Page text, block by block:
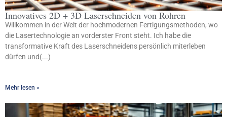
Innovatives 2D + 3D Laserschneiden von Rohren
Willkommen in der Welt der hochmodernen Fertigungsmethoden, wo
die Lasertechnologie an vorderster Front steht. Ich habe die
transformative Kraft des Laserschneidens persönlich miterleben
dürfen und(...)
Mehr lesen »